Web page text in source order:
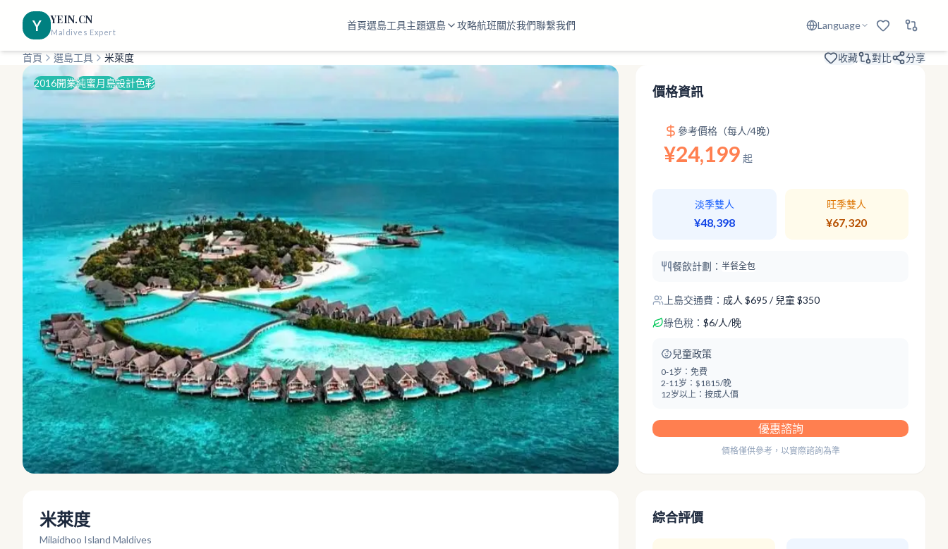
Y YEIN.CN
Maldives Expert
首頁選島工具主題選島 攻略航班關於我們聯繫我們 Language
首頁 選島工具 米萊度 收藏 對比 分享
2016開業純蜜月島設計色彩
價格資訊
參考價格（每人/4晚）
¥24,199 起
淡季雙人
¥48,398
旺季雙人
¥67,320
餐飲計劃：半餐全包
上島交通費： 成人 $695 / 兒童 $350
綠色稅：$6/人/晚
兒童政策
0-1岁：免費
2-11岁：$1815/晚
12岁以上：按成人價
優惠諮詢
價格僅供參考，以實際諮詢為準
米萊度
Milaidhoo Island Maldives
綜合評價